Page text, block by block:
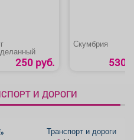
250 руб.
Скумбрия
530
И ДОРОГИ
Транспорт и дороги